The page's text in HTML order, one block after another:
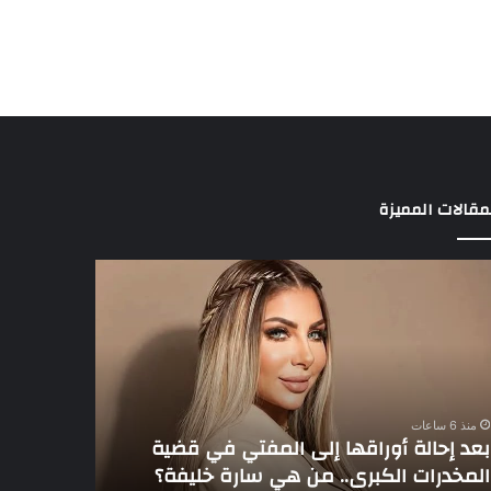
المميزة
منذ 6 ساعات
بعد إحالة أوراقها إلى المفتي في قضية
المخدرات الكبرى.. من هي سارة خليفة؟